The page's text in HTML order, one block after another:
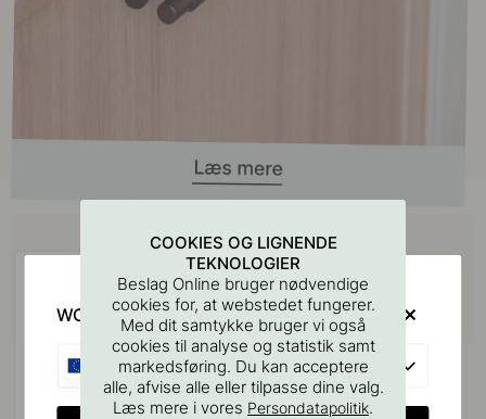
Køb sammen med
COOKIES OG LIGNENDE
TEKNOLOGIER
Beslag Online bruger nødvendige
cookies for, at webstedet fungerer.
Med dit samtykke bruger vi også
cookies til analyse og statistik samt
markedsføring. Du kan acceptere
alle, afvise alle eller tilpasse dine valg.
Læs mere i vores Persondatapolitik.
WOULD YOU RATHER VISIT?
EU